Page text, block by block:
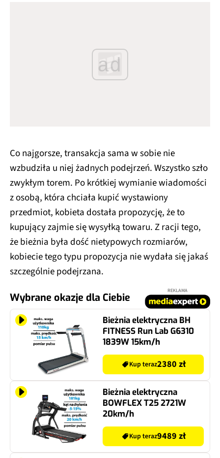
ad
Co najgorsze, transakcja sama w sobie nie
wzbudziła u niej żadnych podejrzeń. Wszystko szło
zwykłym torem. Po krótkiej wymianie wiadomości
z osobą, która chciała kupić wystawiony
przedmiot, kobieta dostała propozycję, że to
kupujący zajmie się wysyłką towaru. Z racji tego,
że bieżnia była dość nietypowych rozmiarów,
kobiecie tego typu propozycja nie wydała się jakaś
szczególnie podejrzana.
Wybrane okazje dla Ciebie
REKLAMA
Bieżnia elektryczna BH
FITNESS Run Lab G6310
1839W 15km/h
Kup teraz2380 zł
Bieżnia elektryczna
BOWFLEX T25 2721W
20km/h
Kup teraz9489 zł